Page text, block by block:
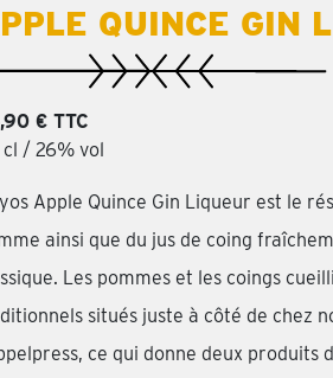
QUINCE GIN
€ TTC
/ 26% vol
Apple Quince Gin Liqueur est le
ainsi que du jus de coing
Les pommes et les coings
situés juste à côté de chez
ce qui donne deux produits